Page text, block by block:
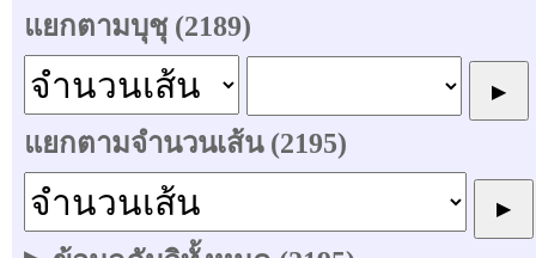
แยกตามบุชุ (2189)
แยกตามจำนวนเส้น (2195)